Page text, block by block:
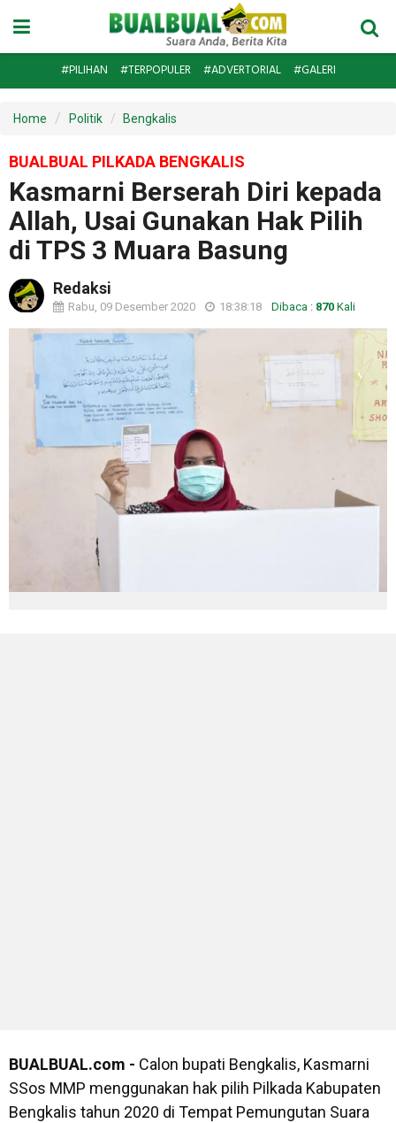
#PILIHAN #TERPOPULER #ADVERTORIAL #GALERI
Home Politik Bengkalis
BUALBUAL PILKADA BENGKALIS
Kasmarni Berserah Diri kepada
Allah, Usai Gunakan Hak Pilih
di TPS 3 Muara Basung
Redaksi
Rabu, 09 Desember 2020 18:38:18 Dibaca : 870 Kali
BUALBUAL.com - Calon bupati Bengkalis, Kasmarni
SSos MMP menggunakan hak pilih Pilkada Kabupaten
Bengkalis tahun 2020 di Tempat Pemungutan Suara